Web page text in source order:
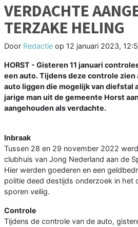
VERDACHTE
TERZAKE HELING
Door Redactie op 12 januari 2023,
HORST - Gisteren 11 januari
een auto. Tijdens deze controle zien
auto liggen die mogelijk van diefstal
jarige man uit de gemeente Horst
aangehouden als verdachte.
Inbraak
Tussen 28 en 29 november 2022
clubhuis van Jong Nederland aan de
Hier werden goederen en een
politie deed destijds onderzoek in het
sporen veilig.
Controle
Tijdens de controle van de auto,